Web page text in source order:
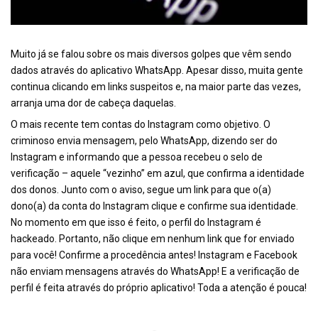
Muito já se falou sobre os mais diversos golpes que vêm sendo
dados através do aplicativo WhatsApp. Apesar disso, muita gente
continua clicando em links suspeitos e, na maior parte das vezes,
arranja uma dor de cabeça daquelas.
O mais recente tem contas do Instagram como objetivo. O
criminoso envia mensagem, pelo WhatsApp, dizendo ser do
Instagram e informando que a pessoa recebeu o selo de
verificação – aquele “vezinho” em azul, que confirma a identidade
dos donos. Junto com o aviso, segue um link para que o(a)
dono(a) da conta do Instagram clique e confirme sua identidade.
No momento em que isso é feito, o perfil do Instagram é
hackeado. Portanto, não clique em nenhum link que for enviado
para você! Confirme a procedência antes! Instagram e Facebook
não enviam mensagens através do WhatsApp! E a verificação de
perfil é feita através do próprio aplicativo! Toda a atenção é pouca!